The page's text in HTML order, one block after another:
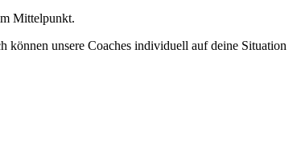
Mittelpunkt.
können unsere Coaches individuell auf deine Situation